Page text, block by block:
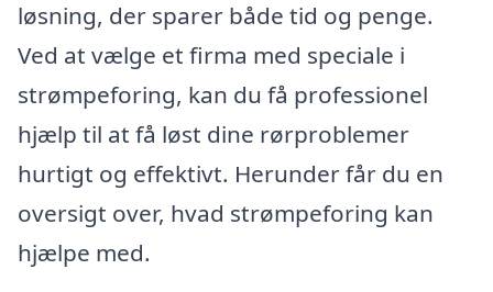
løsning, der sparer både tid og penge.
Ved at vælge et firma med speciale i
strømpeforing, kan du få professionel
hjælp til at få løst dine rørproblemer
hurtigt og effektivt. Herunder får du en
oversigt over, hvad strømpeforing kan
hjælpe med.